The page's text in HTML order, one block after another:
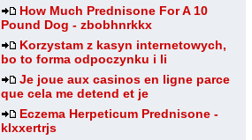
How Much Prednisone For A 10
Pound Dog - zbobhnrkkx
Korzystam z kasyn internetowych,
bo to forma odpoczynku i li
Je joue aux casinos en ligne parce
que cela me detend et je
Eczema Herpeticum Prednisone -
klxxertrjs